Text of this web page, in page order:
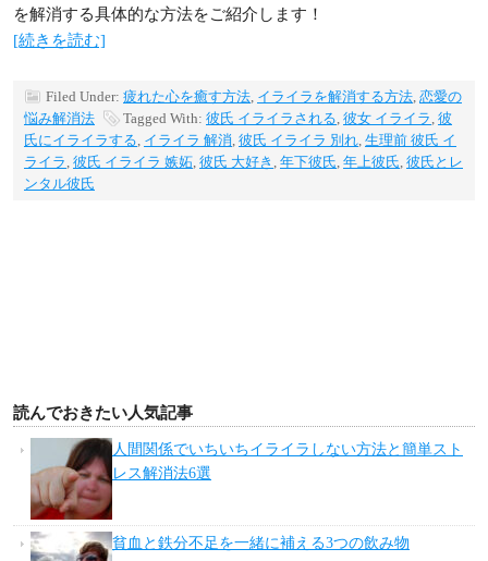
を解消する具体的な方法をご紹介します！
[続きを読む]
Filed Under: 疲れた心を癒す方法, イライラを解消する方法, 恋愛の
悩み解消法
Tagged With: 彼氏 イライラされる, 彼女 イライラ , 彼
氏にイライラする, イライラ 解消, 彼氏 イライラ 別れ, 生理前 彼氏 イ
ライラ , 彼氏 イライラ 嫉妬, 彼氏 大好き , 年下彼氏, 年上彼氏, 彼氏とレ
ンタル彼氏
読んでおきたい人気記事
人間関係でいちいちイライラしない方法と簡単スト
レス解消法6選
貧血と鉄分不足を一緒に補える3つの飲み物